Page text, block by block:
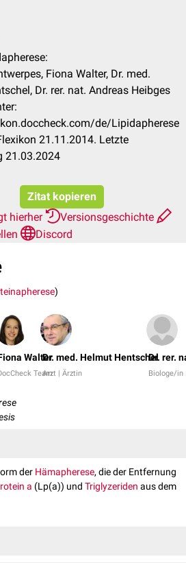
Fiona Walter, Dr. med.
Dr. rer. nat. Andreas Heibges
de/Lipidapherese
21.11.2014. Letzte
21.03.2024
Zitat kopieren
hierher
Versionsgeschichte
Discord
)
Walter
Team
Dr. med. Helmut Hentschel
Arzt | Ärztin
Dr. rer.
Biologe/
der Hämapherese, die der Entfernung
a (Lp(a)) und Triglyzeriden aus dem